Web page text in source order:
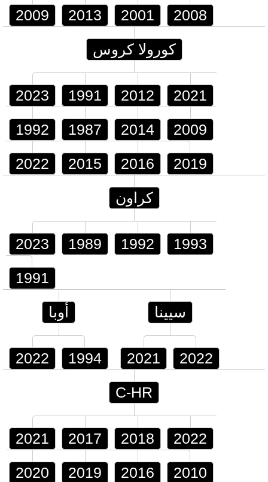
2009 2013 2001 2008
كورولا كروس
2023 1991 2012 2021
1992 1987 2014 2009
2022 2015 2016 2019
كراون
2023 1989 1992 1993
1991
أوبا
2022 1994
سيينا
2021 2022
C-HR
2021 2017 2018 2022
2020 2019 2016 2010